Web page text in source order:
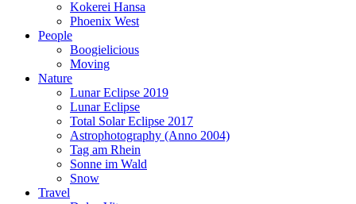
Kokerei Hansa
Phoenix West
People
Boogielicious
Moving
Nature
Lunar Eclipse 2019
Lunar Eclipse
Total Solar Eclipse 2017
Astrophotography (Anno 2004)
Tag am Rhein
Sonne im Wald
Snow
Travel